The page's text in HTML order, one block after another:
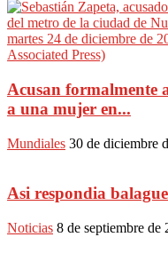
Acusan formalmente
a una mujer en...
Mundiales 30 de diciembre
Asi respondia
Noticias 8 de septiembre de